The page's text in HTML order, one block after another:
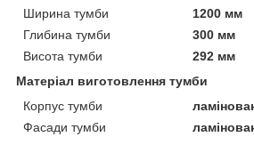
Ширина тумби
1200 мм
Глибина тумби
300 мм
Висота тумби
292 мм
Матеріал виготовлення тумби
Корпус тумби
Фасади тумби